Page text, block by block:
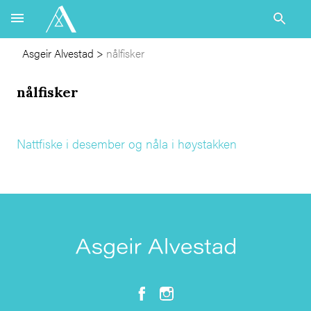
Asgeir Alvestad > nålfisker
nålfisker
Nattfiske i desember og nåla i høystakken